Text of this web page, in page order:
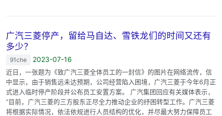
广汽三菱停产，留给马自达、雪铁龙们的时间又还有
多少？
91che 2023-07-16
近日，一张题为《致广汽三菱全体员工的一封信》的图片在网络流传，信
中显示，由于销售远未达预期，公司经营陷入困境，广汽三菱于今年6月正
式进入临时停产阶段并公布员工安置方案。 广汽集团回应有关媒体表示，
“目前，广汽三菱的三方股东正尽全力推动企业的纾困转型工作。广汽三菱
将根据实际情况，依法依规进行人员结构的优化，并尽最大努力保障员工